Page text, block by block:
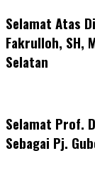
Selamat Atas
Fakrulloh, SH,
Selatan
Selamat Prof.
Sebagai Pj.